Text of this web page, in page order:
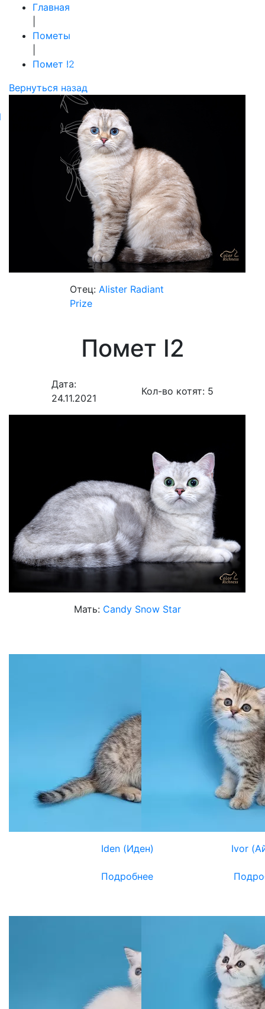
Главная
Пометы
Помет I2
Вернуться назад
Отец: Alister Radiant
Prize
Помет I2
Дата:
24.11.2021
Кол-во котят: 5
Мать: Candy Snow Star
Iden (Иден)
Подробнее
Ivor